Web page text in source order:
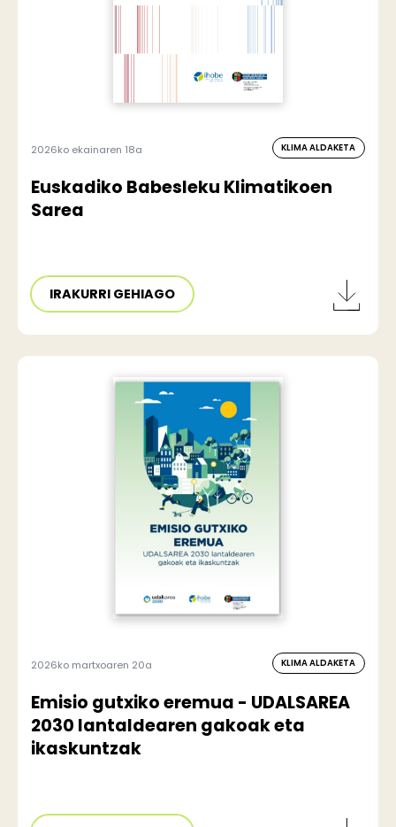
2026ko ekainaren 18a KLIMA ALDAKETA
Euskadiko Babesleku Klimatikoen
Sarea
IRAKURRI GEHIAGO
2026ko martxoaren 20a KLIMA ALDAKETA
Emisio gutxiko eremua - UDALSAREA
2030 lantaldearen gakoak eta
ikaskuntzak